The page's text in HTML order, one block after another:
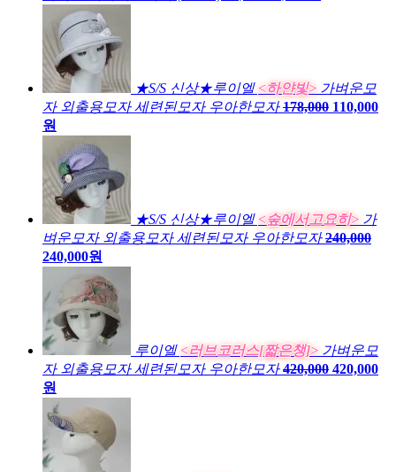
★S/S 신상★루이엘 <하얀빛> 가벼운모
자 외출용모자 세련된모자 우아한모자 178,000 110,000
원
★S/S 신상★루이엘 <숲에서고요히> 가
벼운모자 외출용모자 세련된모자 우아한모자 240,000
240,000원
루이엘 <러브코러스[짧은챙]> 가벼운모
자 외출용모자 세련된모자 우아한모자 420,000 420,000
원